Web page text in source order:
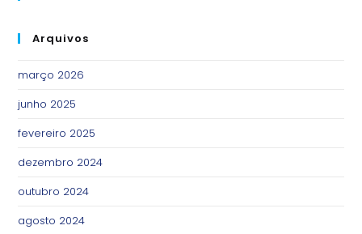
Arquivos
março 2026
junho 2025
fevereiro 2025
dezembro 2024
outubro 2024
agosto 2024